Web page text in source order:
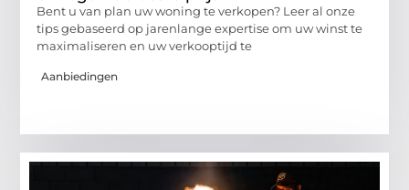
Bent u van plan uw woning te verkopen? Leer al onze
tips gebaseerd op jarenlange expertise om uw winst te
maximaliseren en uw verkooptijd te
Aanbiedingen